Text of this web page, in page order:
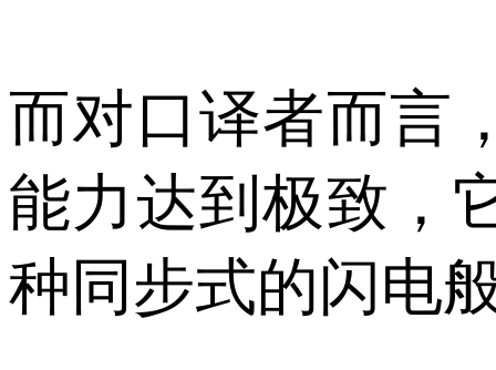
而对口译者而言
能力达到极致，
种同步式的闪电